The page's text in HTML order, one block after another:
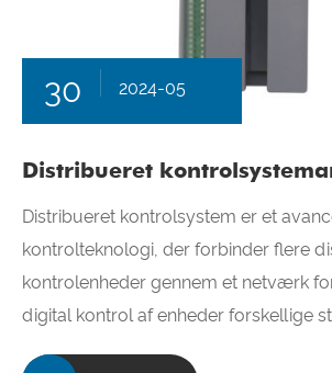
30 2024-05
Distribueret
Distribueret kontrolsystem er et
kontrolteknologi, der forbinder flere
kontrolenheder gennem et netværk
digital kontrol af enheder forskellige